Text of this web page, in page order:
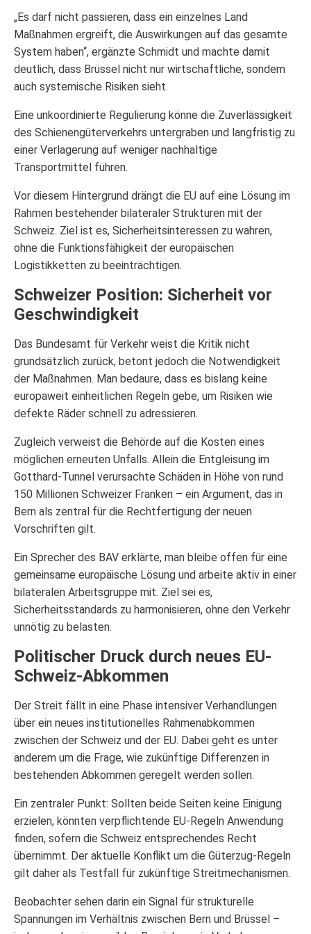
„Es darf nicht passieren, dass ein einzelnes Land
Maßnahmen ergreift, die Auswirkungen auf das gesamte
System haben“, ergänzte Schmidt und machte damit
deutlich, dass Brüssel nicht nur wirtschaftliche, sondern
auch systemische Risiken sieht.
Eine unkoordinierte Regulierung könne die Zuverlässigkeit
des Schienengüterverkehrs untergraben und langfristig zu
einer Verlagerung auf weniger nachhaltige
Transportmittel führen.
Vor diesem Hintergrund drängt die EU auf eine Lösung im
Rahmen bestehender bilateraler Strukturen mit der
Schweiz. Ziel ist es, Sicherheitsinteressen zu wahren,
ohne die Funktionsfähigkeit der europäischen
Logistikketten zu beeinträchtigen.
Schweizer Position: Sicherheit vor
Geschwindigkeit
Das Bundesamt für Verkehr weist die Kritik nicht
grundsätzlich zurück, betont jedoch die Notwendigkeit
der Maßnahmen. Man bedaure, dass es bislang keine
europaweit einheitlichen Regeln gebe, um Risiken wie
defekte Räder schnell zu adressieren.
Zugleich verweist die Behörde auf die Kosten eines
möglichen erneuten Unfalls. Allein die Entgleisung im
Gotthard-Tunnel verursachte Schäden in Höhe von rund
150 Millionen Schweizer Franken – ein Argument, das in
Bern als zentral für die Rechtfertigung der neuen
Vorschriften gilt.
Ein Sprecher des BAV erklärte, man bleibe offen für eine
gemeinsame europäische Lösung und arbeite aktiv in einer
bilateralen Arbeitsgruppe mit. Ziel sei es,
Sicherheitsstandards zu harmonisieren, ohne den Verkehr
unnötig zu belasten.
Politischer Druck durch neues EU-
Schweiz-Abkommen
Der Streit fällt in eine Phase intensiver Verhandlungen
über ein neues institutionelles Rahmenabkommen
zwischen der Schweiz und der EU. Dabei geht es unter
anderem um die Frage, wie zukünftige Differenzen in
bestehenden Abkommen geregelt werden sollen.
Ein zentraler Punkt: Sollten beide Seiten keine Einigung
erzielen, könnten verpflichtende EU-Regeln Anwendung
finden, sofern die Schweiz entsprechendes Recht
übernimmt. Der aktuelle Konflikt um die Güterzug-Regeln
gilt daher als Testfall für zukünftige Streitmechanismen.
Beobachter sehen darin ein Signal für strukturelle
Spannungen im Verhältnis zwischen Bern und Brüssel –